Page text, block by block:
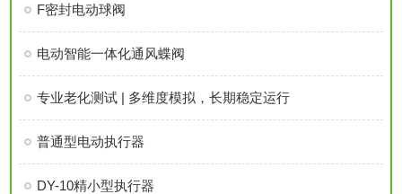
F密封电动球阀
电动智能一体化通风蝶阀
专业老化测试 | 多维度模拟，长期稳定运行
普通型电动执行器
DY-10精小型执行器